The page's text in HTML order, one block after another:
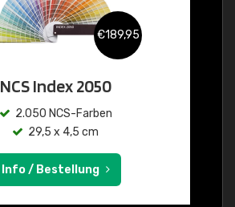
€189,95
NCS Index 2050
2.050 NCS-Farben
29,5 x 4,5 cm
Info / Bestellung